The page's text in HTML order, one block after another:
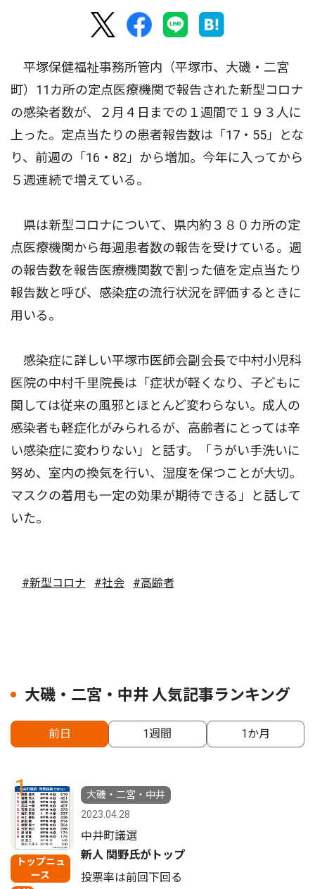
平塚保健福祉事務所管内（平塚市、大磯・二宮
町）11カ所の定点医療機関で報告された新型コロナ
の感染者数が、２月４日までの１週間で１９３人に
上った。定点当たりの患者報告数は「17・55」とな
り、前週の「16・82」から増加。今年に入ってから
５週連続で増えている。
県は新型コロナについて、県内約３８０カ所の定
点医療機関から毎週患者数の報告を受けている。週
の報告数を報告医療機関数で割った値を定点当たり
報告数と呼び、感染症の流行状況を評価するときに
用いる。
感染症に詳しい平塚市医師会副会長で中村小児科
医院の中村千里院長は「症状が軽くなり、子どもに
関しては従来の風邪とほとんど変わらない。成人の
感染者も軽症化がみられるが、高齢者にとっては辛
い感染症に変わりない」と話す。「うがい手洗いに
努め、室内の換気を行い、湿度を保つことが大切。
マスクの着用も一定の効果が期待できる」と話して
いた。
#新型コロナ #社会 #高齢者
大磯・二宮・中井 人気記事ランキング
前日 1週間 1か月
1
トップニュ
ース
大磯・二宮・中井
2023.04.28
中井町議選
新人 関野氏がトップ
投票率は前回下回る